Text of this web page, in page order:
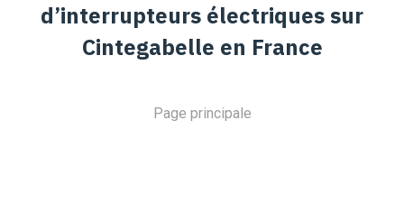
d’interrupteurs électriques sur
Cintegabelle en France
Page principale